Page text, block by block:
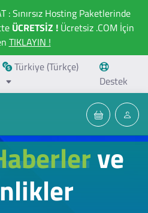
: Sınırsız Hosting Paketlerinde
ÜCRETSİZ ! Ücretsiz .COM İçin
TIKLAYIN !
Türkiye (Türkçe)
Destek
ve